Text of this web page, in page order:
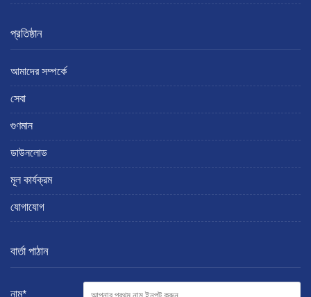
প্রতিষ্ঠান
আমাদের সম্পর্কে
সেবা
গুণমান
ডাউনলোড
মূল কার্যক্রম
যোগাযোগ
বার্তা পাঠান